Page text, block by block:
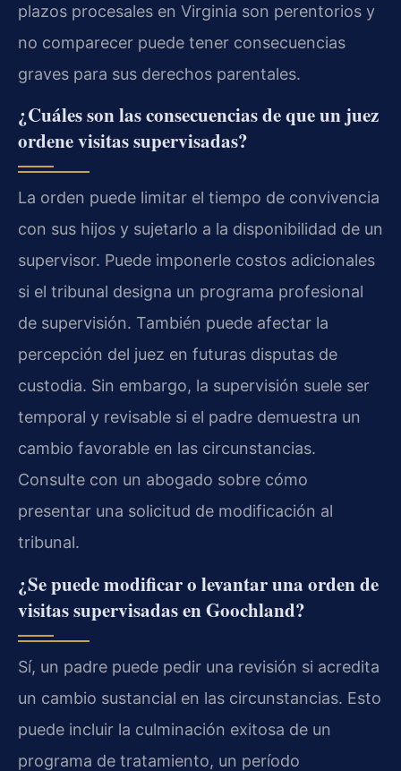
plazos procesales en Virginia son perentorios y
no comparecer puede tener consecuencias
graves para sus derechos parentales.
¿Cuáles son las consecuencias de que un juez
ordene visitas supervisadas?
La orden puede limitar el tiempo de convivencia
con sus hijos y sujetarlo a la disponibilidad de un
supervisor. Puede imponerle costos adicionales
si el tribunal designa un programa profesional
de supervisión. También puede afectar la
percepción del juez en futuras disputas de
custodia. Sin embargo, la supervisión suele ser
temporal y revisable si el padre demuestra un
cambio favorable en las circunstancias.
Consulte con un abogado sobre cómo
presentar una solicitud de modificación al
tribunal.
¿Se puede modificar o levantar una orden de
visitas supervisadas en Goochland?
Sí, un padre puede pedir una revisión si acredita
un cambio sustancial en las circunstancias. Esto
puede incluir la culminación exitosa de un
programa de tratamiento, un período